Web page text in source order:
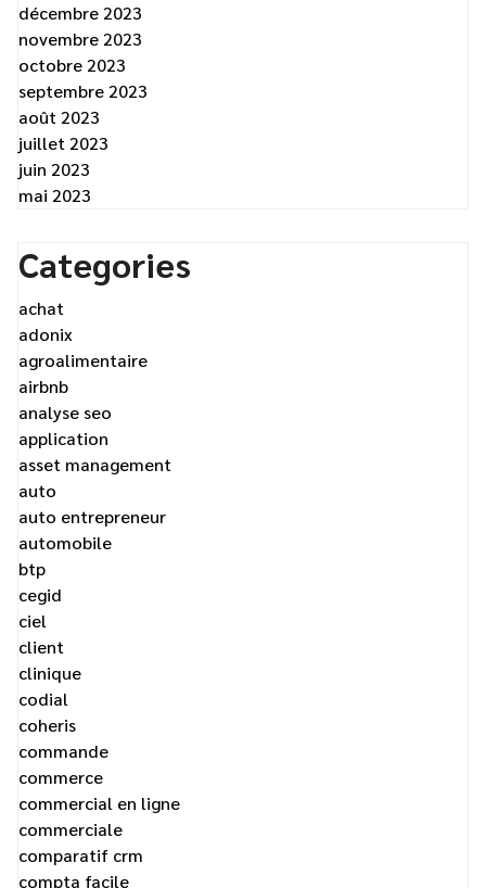
décembre 2023
novembre 2023
octobre 2023
septembre 2023
août 2023
juillet 2023
juin 2023
mai 2023
Categories
achat
adonix
agroalimentaire
airbnb
analyse seo
application
asset management
auto
auto entrepreneur
automobile
btp
cegid
ciel
client
clinique
codial
coheris
commande
commerce
commercial en ligne
commerciale
comparatif crm
compta facile